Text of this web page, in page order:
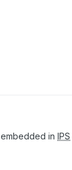
embedded inIPS